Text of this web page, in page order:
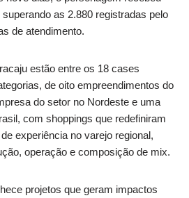
as 2.880 registradas pelo
de atendimento.
estão entre os 18 cases
de oito empreendimentos do
do setor no Nordeste e uma
com shoppings que redefiniram
experiência no varejo regional,
operação e composição de mix.
projetos que geram impactos